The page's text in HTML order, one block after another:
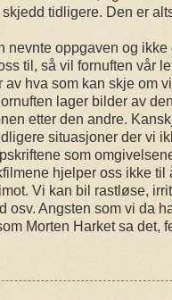
tidligere. Den er
nevnte oppgaven og ikke
til, så vil fornuften vår
av hva som kan skje om
lager bilder av
etter den andre.
situasjoner der vi
som
hjelper oss ikke til
Vi kan bil rastløse,
osv. Angsten som vi da
Morten Harket sa det,